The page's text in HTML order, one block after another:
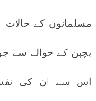
مسلمانوں کے حالات
بچپن کے حوالے سے
اس سے ان کی